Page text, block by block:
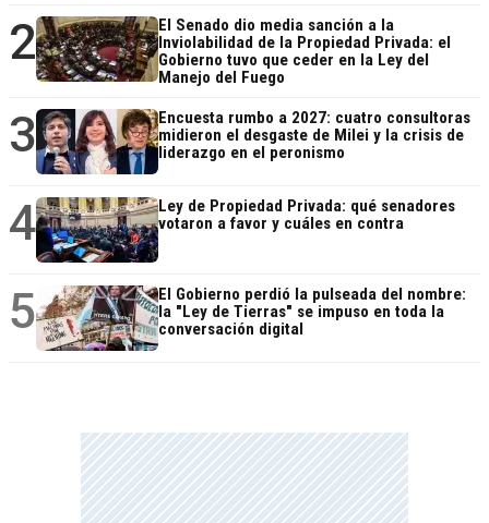
2
El Senado dio media sanción a la
Inviolabilidad de la Propiedad Privada: el
Gobierno tuvo que ceder en la Ley del
Manejo del Fuego
3
Encuesta rumbo a 2027: cuatro consultoras
midieron el desgaste de Milei y la crisis de
liderazgo en el peronismo
4
Ley de Propiedad Privada: qué senadores
votaron a favor y cuáles en contra
5
El Gobierno perdió la pulseada del nombre:
la "Ley de Tierras" se impuso en toda la
conversación digital